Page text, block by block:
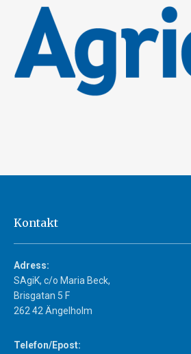
Kontakt
Adress:
SAgiK, c/o Maria Beck,
Brisgatan 5 F
262 42 Ängelholm
Telefon/Epost: